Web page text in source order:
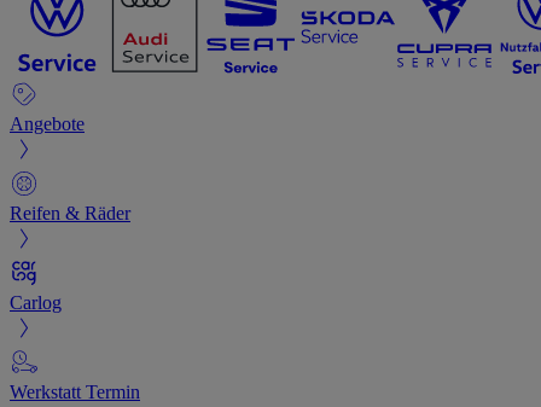
Angebote
Reifen & Räder
Carlog
Werkstatt Termin